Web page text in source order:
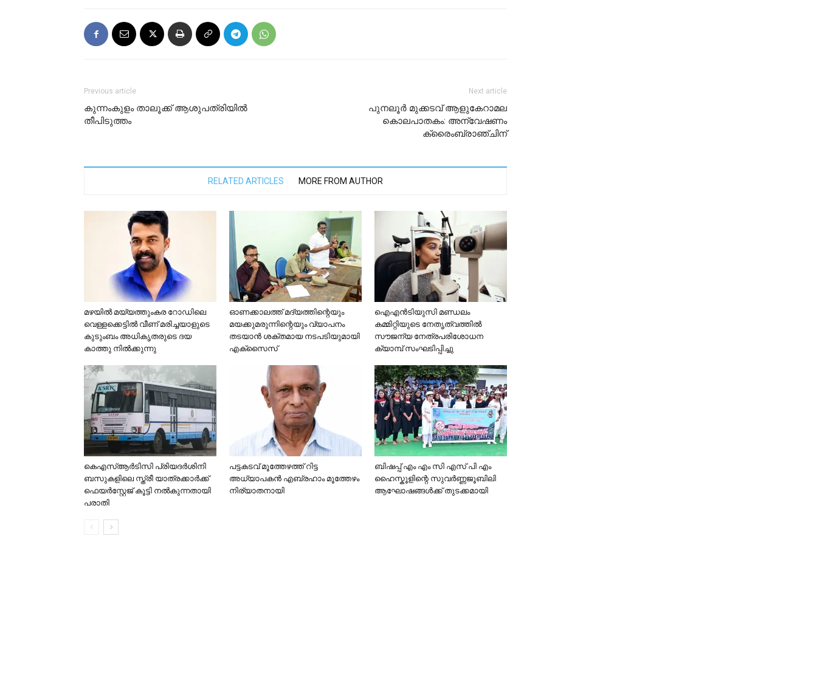
Previous article
കുന്നംകുളം താലൂക്ക് ആശുപത്രിയിൽ
തീപിടുത്തം
Next article
പുനലൂര്‍ മുക്കടവ് ആളുകേറാമല
കൊലപാതകം: അന്വേഷണം
ക്രൈംബ്രാഞ്ചിന്
RELATED ARTICLES MORE FROM AUTHOR
മഴയില്‍ മയ്യത്തുംകര റോഡിലെ
വെള്ളക്കെട്ടില്‍ വീണ് മരിച്ചയാളുടെ
കുടുംബം അധികൃതരുടെ ദയ
കാത്തു നില്‍ക്കുന്നു
ഓണക്കാലത്ത് മദ്യത്തിന്റെയും
മയക്കുമരുന്നിന്റെയും വ്യാപനം
തടയാൻ ശക്തമായ നടപടിയുമായി
എക്സൈസ്
ഐഎൻടിയുസി മണ്ഡലം
കമ്മിറ്റിയുടെ നേതൃത്വത്തിൽ
സൗജന്യ നേത്രപരിശോധന
ക്യാമ്പ് സംഘടിപ്പിച്ചു
കെഎസ്ആർടിസി പ്രിയദർശിനി
ബസുകളിലെ സ്ത്രീ യാത്രക്കാർക്ക്
ഫെയർസ്റ്റേജ് കൂട്ടി നൽകുന്നതായി
പരാതി
പട്ടകടവ് മൂത്തേഴത്ത് റിട്ട
അധ്യാപകൻ എബ്രഹാം മൂത്തേഴം
നിര്യാതനായി
ബിഷപ്പ് എം എം സി എസ് പി എം
ഹൈസ്കൂളിന്റെ സുവർണ്ണജൂബിലി
ആഘോഷങ്ങൾക്ക് തുടക്കമായി